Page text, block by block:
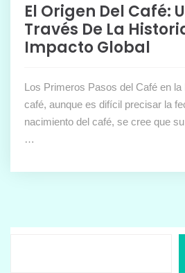
El Origen Del Café:
Través De La
Impacto Global
Los Primeros Pasos del Café en la
café, aunque es difícil precisar la
nacimiento del café, se cree que
…